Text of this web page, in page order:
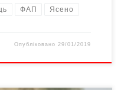
ФАП Ясено
Опубліковано 29/01/2019